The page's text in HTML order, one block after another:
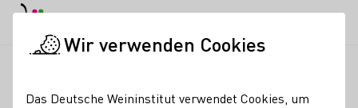
Wir verwenden Cookies
Das Deutsche Weininstitut verwendet Cookies, um